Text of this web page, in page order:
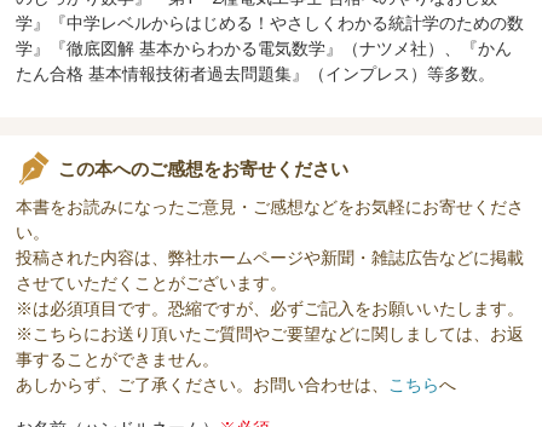
学』『中学レベルからはじめる！やさしくわかる統計学のための数
学』『徹底図解 基本からわかる電気数学』（ナツメ社）、『かん
たん合格 基本情報技術者過去問題集』（インプレス）等多数。
この本へのご感想をお寄せください
本書をお読みになったご意見・ご感想などをお気軽にお寄せくださ
い。
投稿された内容は、弊社ホームページや新聞・雑誌広告などに掲載
させていただくことがございます。
※は必須項目です。恐縮ですが、必ずご記入をお願いいたします。
※こちらにお送り頂いたご質問やご要望などに関しましては、お返
事することができません。
あしからず、ご了承ください。お問い合わせは、 こちらへ